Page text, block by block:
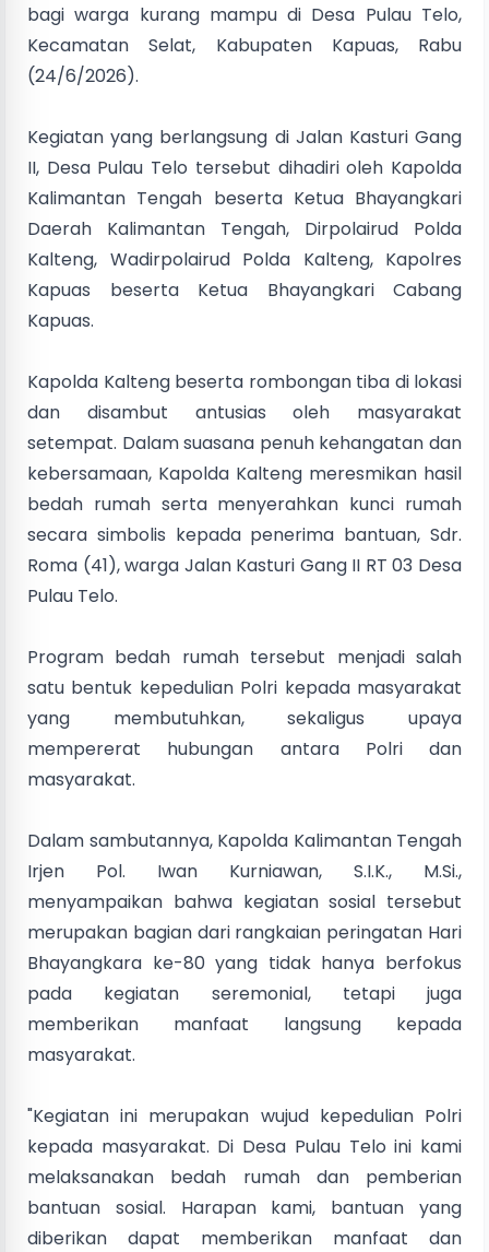
bagi warga kurang mampu di Desa Pulau Telo,
Kecamatan Selat, Kabupaten Kapuas, Rabu
(24/6/2026).
Kegiatan yang berlangsung di Jalan Kasturi Gang
II, Desa Pulau Telo tersebut dihadiri oleh Kapolda
Kalimantan Tengah beserta Ketua Bhayangkari
Daerah Kalimantan Tengah, Dirpolairud Polda
Kalteng, Wadirpolairud Polda Kalteng, Kapolres
Kapuas beserta Ketua Bhayangkari Cabang
Kapuas.
Kapolda Kalteng beserta rombongan tiba di lokasi
dan disambut antusias oleh masyarakat
setempat. Dalam suasana penuh kehangatan dan
kebersamaan, Kapolda Kalteng meresmikan hasil
bedah rumah serta menyerahkan kunci rumah
secara simbolis kepada penerima bantuan, Sdr.
Roma (41), warga Jalan Kasturi Gang II RT 03 Desa
Pulau Telo.
Program bedah rumah tersebut menjadi salah
satu bentuk kepedulian Polri kepada masyarakat
yang membutuhkan, sekaligus upaya
mempererat hubungan antara Polri dan
masyarakat.
Dalam sambutannya, Kapolda Kalimantan Tengah
Irjen Pol. Iwan Kurniawan, S.I.K., M.Si.,
menyampaikan bahwa kegiatan sosial tersebut
merupakan bagian dari rangkaian peringatan Hari
Bhayangkara ke-80 yang tidak hanya berfokus
pada kegiatan seremonial, tetapi juga
memberikan manfaat langsung kepada
masyarakat.
"Kegiatan ini merupakan wujud kepedulian Polri
kepada masyarakat. Di Desa Pulau Telo ini kami
melaksanakan bedah rumah dan pemberian
bantuan sosial. Harapan kami, bantuan yang
diberikan dapat memberikan manfaat dan